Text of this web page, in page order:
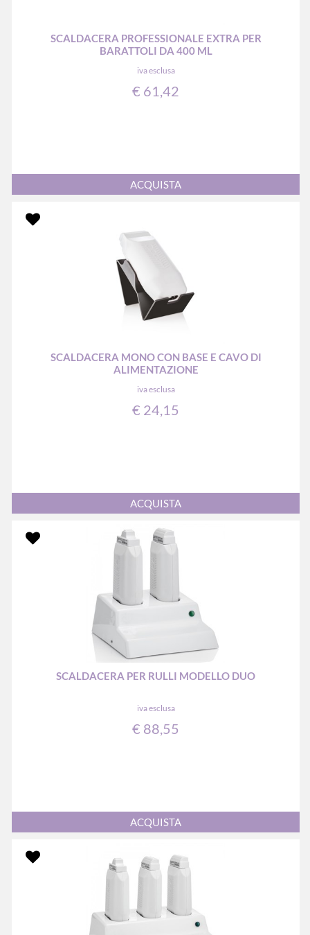
SCALDACERA PROFESSIONALE EXTRA PER
BARATTOLI DA 400 ML
iva esclusa
€ 61,42
Quantità
ACQUISTA
SCALDACERA MONO CON BASE E CAVO DI
ALIMENTAZIONE
iva esclusa
€ 24,15
Quantità
ACQUISTA
SCALDACERA PER RULLI MODELLO DUO
iva esclusa
€ 88,55
Quantità
ACQUISTA